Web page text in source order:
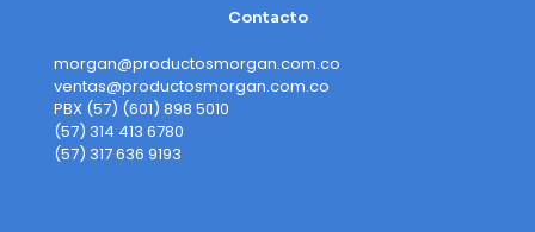
Contacto
morgan@productosmorgan.com.co
ventas@productosmorgan.com.co
PBX (57) (601) 898 5010
(57) 314 413 6780
(57) 317 636 9193